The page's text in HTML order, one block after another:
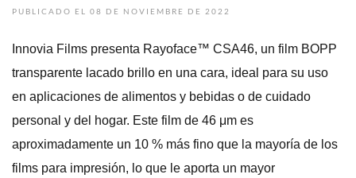
PUBLICADO EL 08 DE NOVIEMBRE DE 2022
Innovia Films presenta Rayoface™ CSA46, un film BOPP
transparente lacado brillo en una cara, ideal para su uso
en aplicaciones de alimentos y bebidas o de cuidado
personal y del hogar. Este film de 46 μm es
aproximadamente un 10 % más fino que la mayoría de los
films para impresión, lo que le aporta un mayor